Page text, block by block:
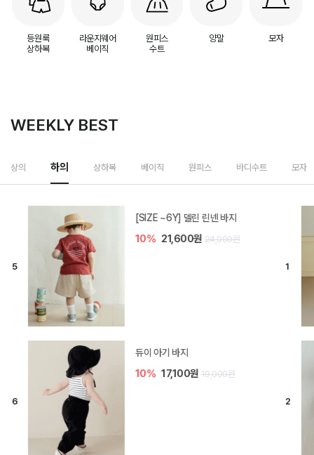
등원룩
상하복
라운지웨어
베이직
원피스
수트
양말 모자
WEEKLY BEST
상의 하의 상하복 베이직 원피스 바디수트 모자
[SIZE ~6Y] 델린 린넨 바지
10% 21,600원 24,000원
듀이 아기 바지
10% 17,100원 19,000원